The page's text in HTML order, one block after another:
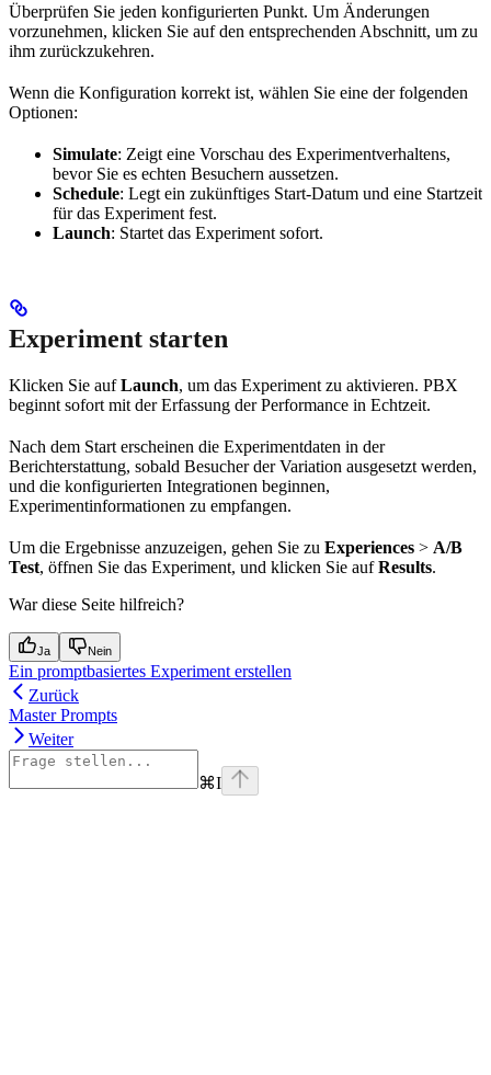
Überprüfen Sie jeden konfigurierten Punkt. Um Änderungen
vorzunehmen, klicken Sie auf den entsprechenden Abschnitt, um zu
ihm zurückzukehren.
Wenn die Konfiguration korrekt ist, wählen Sie eine der folgenden
Optionen:
Simulate: Zeigt eine Vorschau des Experimentverhaltens,
bevor Sie es echten Besuchern aussetzen.
Schedule: Legt ein zukünftiges Start-Datum und eine Startzeit
für das Experiment fest.
Launch: Startet das Experiment sofort.
Experiment starten
Klicken Sie aufLaunch, um das Experiment zu aktivieren. PBX
beginnt sofort mit der Erfassung der Performance in Echtzeit.
Nach dem Start erscheinen die Experimentdaten in der
Berichterstattung, sobald Besucher der Variation ausgesetzt werden,
und die konfigurierten Integrationen beginnen,
Experimentinformationen zu empfangen.
Um die Ergebnisse anzuzeigen, gehen Sie zu Experiences > A/B
Test, öffnen Sie das Experiment, und klicken Sie aufResults.
War diese Seite hilfreich?
Ja Nein
Ein promptbasiertes Experiment erstellen
Zurück
Master Prompts
Weiter
⌘I